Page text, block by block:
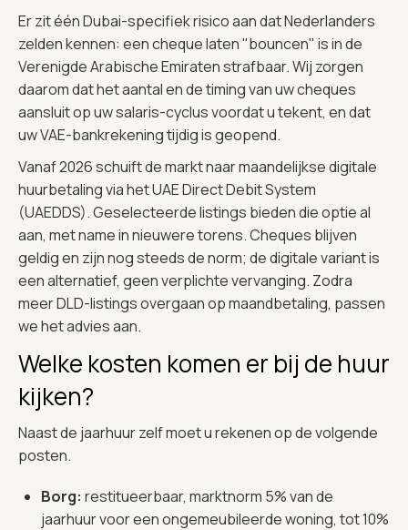
Er zit één Dubai-specifiek risico aan dat Nederlanders
zelden kennen: een cheque laten "bouncen" is in de
Verenigde Arabische Emiraten strafbaar. Wij zorgen
daarom dat het aantal en de timing van uw cheques
aansluit op uw salaris-cyclus voordat u tekent, en dat
uw VAE-bankrekening tijdig is geopend.
Vanaf 2026 schuift de markt naar maandelijkse digitale
huurbetaling via het UAE Direct Debit System
(UAEDDS). Geselecteerde listings bieden die optie al
aan, met name in nieuwere torens. Cheques blijven
geldig en zijn nog steeds de norm; de digitale variant is
een alternatief, geen verplichte vervanging. Zodra
meer DLD-listings overgaan op maandbetaling, passen
we het advies aan.
Welke kosten komen er bij de huur
kijken?
Naast de jaarhuur zelf moet u rekenen op de volgende
posten.
Borg: restitueerbaar, marktnorm 5% van de
jaarhuur voor een ongemeubileerde woning, tot 10%